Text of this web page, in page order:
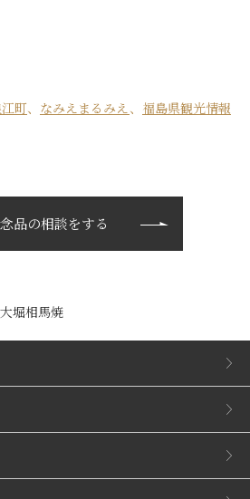
町、 なみえまるみえ 、 福島県観光情報
品の相談をする
大堀相馬焼